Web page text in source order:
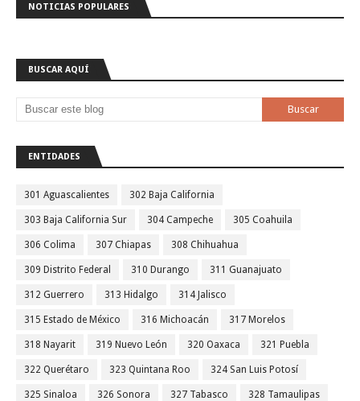
NOTICIAS POPULARES
BUSCAR AQUÍ
ENTIDADES
301 Aguascalientes 302 Baja California
303 Baja California Sur 304 Campeche 305 Coahuila
306 Colima 307 Chiapas 308 Chihuahua
309 Distrito Federal 310 Durango 311 Guanajuato
312 Guerrero 313 Hidalgo 314 Jalisco
315 Estado de México 316 Michoacán 317 Morelos
318 Nayarit 319 Nuevo León 320 Oaxaca 321 Puebla
322 Querétaro 323 Quintana Roo 324 San Luis Potosí
325 Sinaloa 326 Sonora 327 Tabasco 328 Tamaulipas